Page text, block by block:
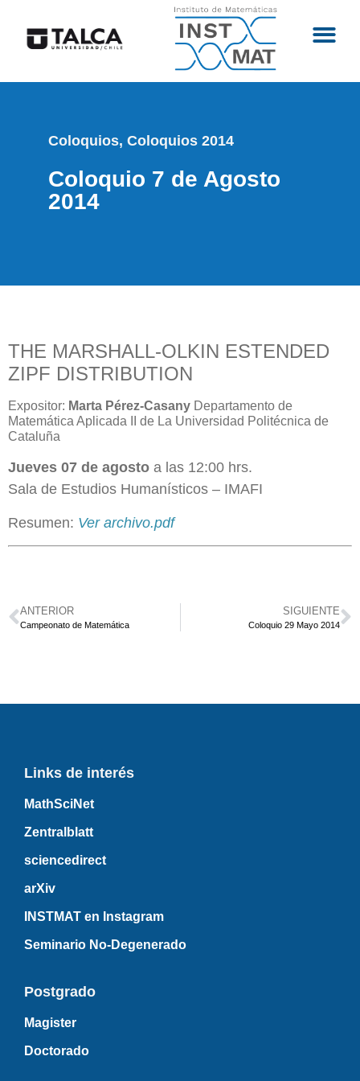
Coloquios, Coloquios 2014
Coloquio 7 de Agosto
2014
THE MARSHALL-OLKIN ESTENDED
ZIPF DISTRIBUTION
Expositor: Marta Pérez-Casany Departamento de
Matemática Aplicada II de La Universidad Politécnica de
Cataluña
Jueves 07 de agosto a las 12:00 hrs.
Sala de Estudios Humanísticos – IMAFI
Resumen: Ver archivo.pdf
ANTERIOR
Campeonato de Matemática
SIGUIENTE
Coloquio 29 Mayo 2014
Links de interés
MathSciNet
Zentralblatt
sciencedirect
arXiv
INSTMAT en Instagram
Seminario No-Degenerado
Postgrado
Magister
Doctorado